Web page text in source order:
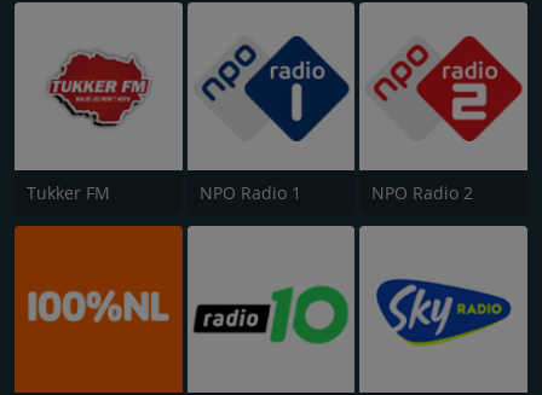
Tukker FM NPO Radio 1 NPO Radio 2